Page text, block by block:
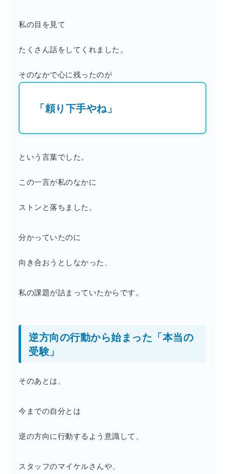
私の目を見て
たくさん話をしてくれました。
そのなかで心に残ったのが
「頼り下手やね」
という言葉でした。
この一言が私のなかに
ストンと落ちました。
分かっていたのに
向き合おうとしなかった、
私の課題が詰まっていたからです。
逆方向の行動から始まった「本当の
受験」
そのあとは、
今までの自分とは
逆の方向に行動するよう意識して、
スタッフのマイケルさんや、